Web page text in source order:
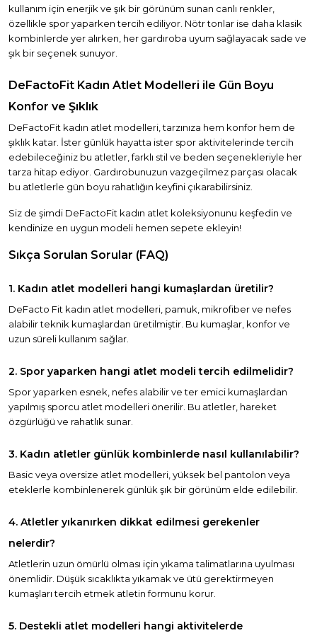
kullanım için enerjik ve şık bir görünüm sunan canlı renkler,
özellikle spor yaparken tercih ediliyor. Nötr tonlar ise daha klasik
kombinlerde yer alırken, her gardıroba uyum sağlayacak sade ve
şık bir seçenek sunuyor.
DeFactoFit Kadın Atlet Modelleri ile Gün Boyu
Konfor ve Şıklık
DeFactoFit kadın atlet modelleri, tarzınıza hem konfor hem de
şıklık katar. İster günlük hayatta ister spor aktivitelerinde tercih
edebileceğiniz bu atletler, farklı stil ve beden seçenekleriyle her
tarza hitap ediyor. Gardırobunuzun vazgeçilmez parçası olacak
bu atletlerle gün boyu rahatlığın keyfini çıkarabilirsiniz.
Siz de şimdi DeFactoFit kadın atlet koleksiyonunu keşfedin ve
kendinize en uygun modeli hemen sepete ekleyin!
Sıkça Sorulan Sorular (FAQ)
1. Kadın atlet modelleri hangi kumaşlardan üretilir?
DeFacto Fit kadın atlet modelleri, pamuk, mikrofiber ve nefes
alabilir teknik kumaşlardan üretilmiştir. Bu kumaşlar, konfor ve
uzun süreli kullanım sağlar.
2. Spor yaparken hangi atlet modeli tercih edilmelidir?
Spor yaparken esnek, nefes alabilir ve ter emici kumaşlardan
yapılmış sporcu atlet modelleri önerilir. Bu atletler, hareket
özgürlüğü ve rahatlık sunar.
3. Kadın atletler günlük kombinlerde nasıl kullanılabilir?
Basic veya oversize atlet modelleri, yüksek bel pantolon veya
eteklerle kombinlenerek günlük şık bir görünüm elde edilebilir.
4. Atletler yıkanırken dikkat edilmesi gerekenler
nelerdir?
Atletlerin uzun ömürlü olması için yıkama talimatlarına uyulması
önemlidir. Düşük sıcaklıkta yıkamak ve ütü gerektirmeyen
kumaşları tercih etmek atletin formunu korur.
5. Destekli atlet modelleri hangi aktivitelerde